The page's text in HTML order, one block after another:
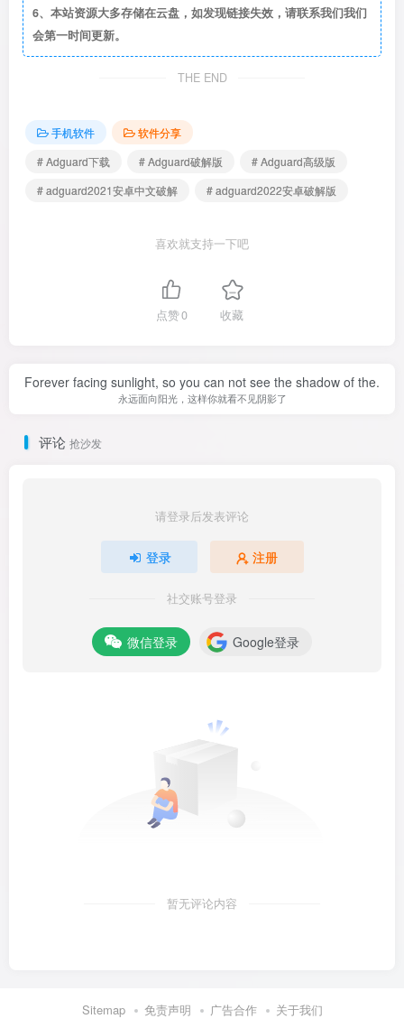
6、本站资源大多存储在云盘，如发现链接失效，请联系我们我们
会第一时间更新。
THE END
手机软件
软件分享
# Adguard下载
# Adguard破解版
# Adguard高级版
# adguard2021安卓中文破解
# adguard2022安卓破解版
喜欢就支持一下吧
点赞0 收藏
Forever facing sunlight, so you can not see the shadow of the.
永远面向阳光，这样你就看不见阴影了
评论 抢沙发
请登录后发表评论
登录 注册
社交账号登录
微信登录 Google登录
暂无评论内容
Sitemap 免责声明 广告合作 关于我们